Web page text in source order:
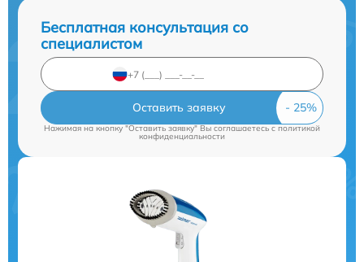
Бесплатная консультация со
специалистом
Оставить заявку
Нажимая на кнопку "Оставить заявку" Вы соглашаетесь c политикой
конфиденциальности